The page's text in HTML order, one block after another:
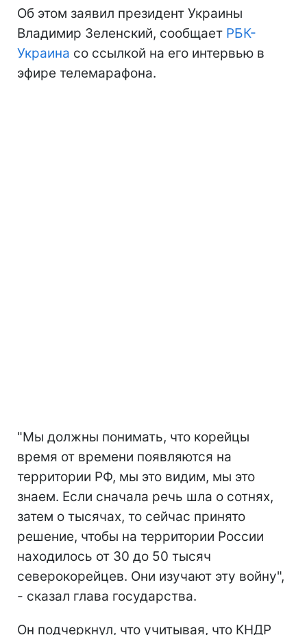
Об этом заявил президент Украины
Владимир Зеленский, сообщает РБК-
Украина со ссылкой на его интервью в
эфире телемарафона.
"Мы должны понимать, что корейцы
время от времени появляются на
территории РФ, мы это видим, мы это
знаем. Если сначала речь шла о сотнях,
затем о тысячах, то сейчас принято
решение, чтобы на территории России
находилось от 30 до 50 тысяч
северокорейцев. Они изучают эту войну",
- сказал глава государства.
Он подчеркнул, что учитывая, что КНДР